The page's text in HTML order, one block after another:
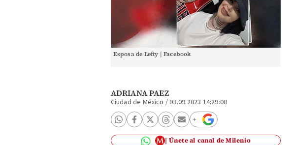
Esposa de Lefty | Facebook
ADRIANA PAEZ
Ciudad de México /03.09.2023 14:29:00
Únete al canal de Milenio